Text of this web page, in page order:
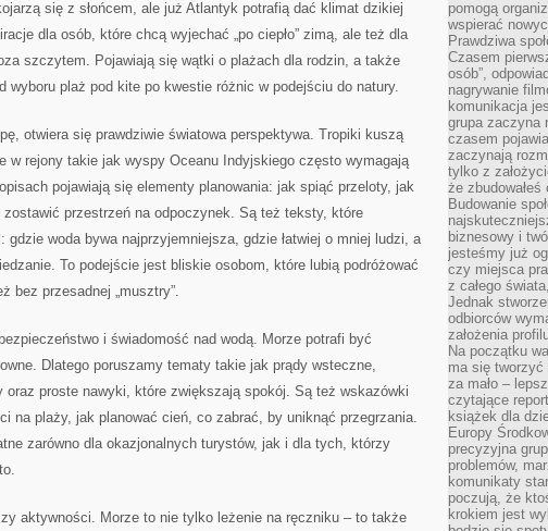
się z słońcem, ale już Atlantyk potrafią dać klimat dzikiej
dla osób, które chcą wyjechać „po ciepło” zimą, ale też dla
szczytem. Pojawiają się wątki o plażach dla rodzin, a także
wyboru plaż pod kite po kwestie różnic w podejściu do natury.
otwiera się prawdziwie światowa perspektywa. Tropiki kuszą
w rejony takie jak wyspy Oceanu Indyjskiego często wymagają
pojawiają się elementy planowania: jak spiąć przeloty, jak
zostawić przestrzeń na odpoczynek. Są też teksty, które
gdzie woda bywa najprzyjemniejsza, gdzie łatwiej o mniej ludzi, a
To podejście jest bliskie osobom, które lubią podróżować
bez przesadnej „musztry”.
i świadomość nad wodą. Morze potrafi być
Dlatego poruszamy tematy takie jak prądy wsteczne,
oraz proste nawyki, które zwiększają spokój. Są też wskazówki
na plaży, jak planować cień, co zabrać, by uniknąć przegrzania.
zarówno dla okazjonalnych turystów, jak i dla tych, którzy
aktywności. Morze to nie tylko leżenie na ręczniku – to także
pomogą
wspierać
Prawdziwa
Czasem
osób”,
nagrywanie
komunikacja
grupa zaczyna
czasem
zaczynają
tylko z
że
Budowanie
biznesowy i
jesteśmy już
czy miejsca
z całego
Jednak
odbiorców
założenia
Na początku
ma się tworzyć
za mało –
czytające
książek dla
Europy
precyzyjna
problemów,
komunikaty
poczują, że
krokiem jest